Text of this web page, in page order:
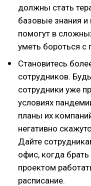
должны стать
базовые знания
помогут в
уметь бороться с
Становитесь
сотрудников.
сотрудники уже
условиях
планы их
негативно
Дайте
офис, когда
проектом
расписание.